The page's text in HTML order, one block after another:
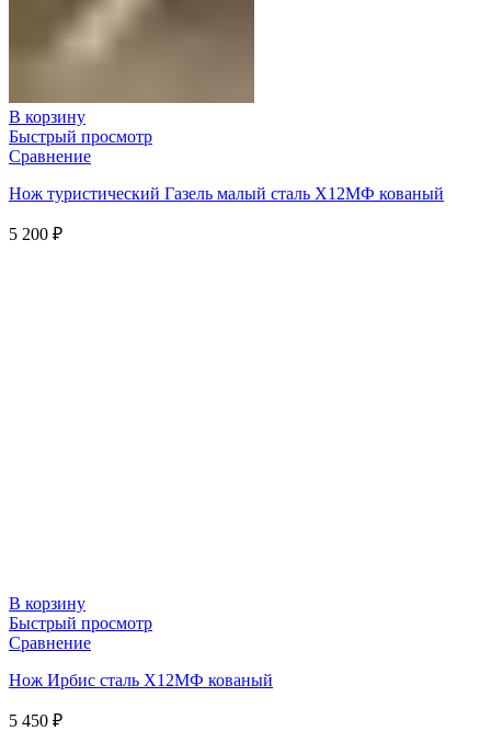
В корзину
Быстрый просмотр
Сравнение
Нож туристический Газель малый сталь Х12МФ кованый
5 200 ₽
В корзину
Быстрый просмотр
Сравнение
Нож Ирбис сталь Х12МФ кованый
5 450 ₽